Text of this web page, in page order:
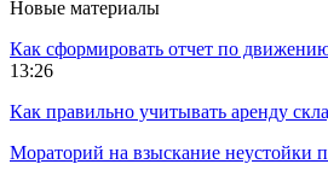
Новые материалы
Как сформировать отчет по
13:26
Как правильно учитывать аренду
Мораторий на взыскание неустойки